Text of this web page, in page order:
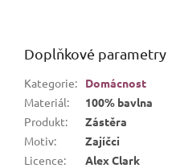
Doplňkové parametry
Kategorie:
Domácnost
Materiál:
100% bavlna
Produkt:
Zástěra
Motiv:
Zajíčci
Licence: Alex Clark